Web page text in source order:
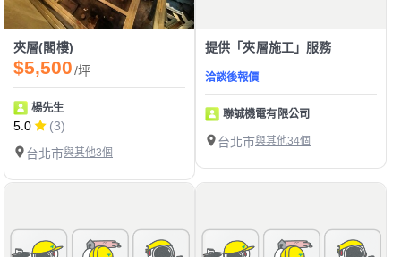
夾層(閣樓)
$5,500/坪
楊先生
5.0
(3)
台北市與其他3個
提供「夾層施工」服務
洽談後報價
聯誠機電有限公司
台北市與其他34個